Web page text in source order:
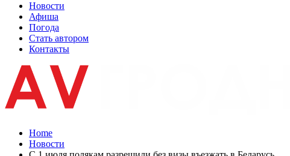
Новости
Афиша
Погода
Стать автором
Контакты
Home
Новости